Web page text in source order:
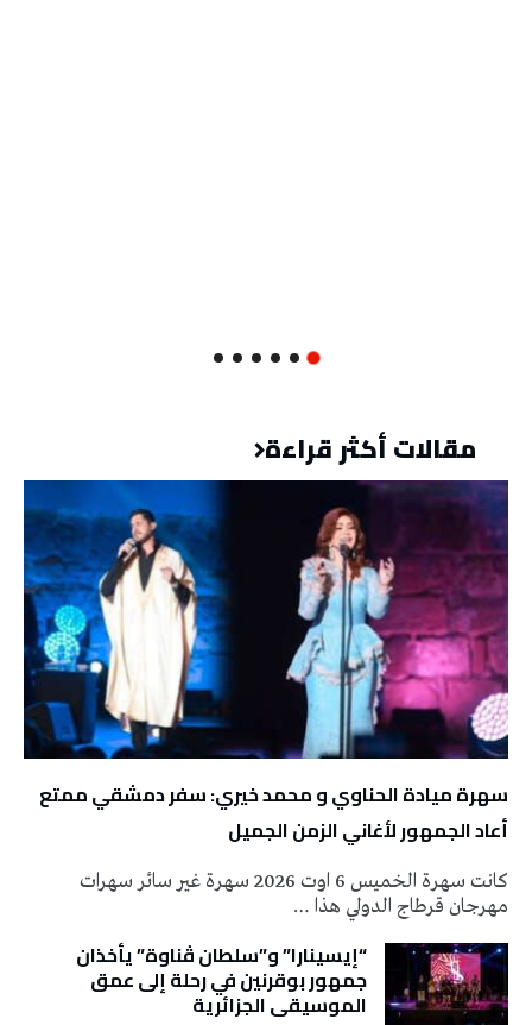
مقالات أكثر قراءة
سهرة ميادة الحناوي و محمد خيري: سفر دمشقي ممتع
أعاد الجمهور لأغاني الزمن الجميل
كانت سهرة الخميس 6 اوت 2026 سهرة غير سائر سهرات
مهرجان قرطاج الدولي هذا …
“إيسينارا” و”سلطان ڤناوة” يأخذان
جمهور بوقرنين في رحلة إلى عمق
الموسيقى الجزائرية